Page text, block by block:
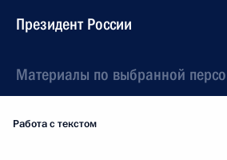
Президент России
Материалы по выбранной
Работа с текстом